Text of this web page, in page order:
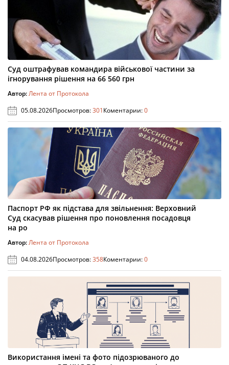
Суд оштрафував командира військової частини за
ігнорування рішення на 66 560 грн
Автор:Лента от Протокола
05.08.2026Просмотров:301Коментарии:0
Паспорт РФ як підстава для звільнення: Верховний
Суд скасував рішення про поновлення посадовця
на ро
Автор:Лента от Протокола
04.08.2026Просмотров:358Коментарии:0
Використання імені та фото підозрюваного до